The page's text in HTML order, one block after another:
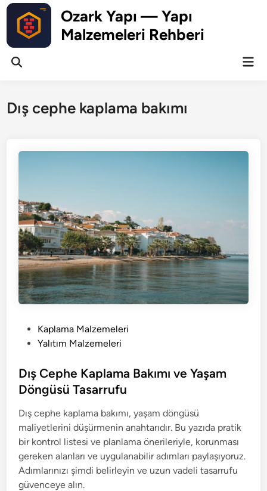
Skip
content
Ozark Yapı — Yapı
Malzemeleri Rehberi
Open
Dış cephe kaplama bakımı
t
e
i
n
Kaplama Malzemeleri
Yalıtım Malzemeleri
Dış Cephe Kaplama Bakımı ve Yaşam
Döngüsü Tasarrufu
Dış cephe kaplama bakımı, yaşam döngüsü
maliyetlerini düşürmenin anahtarıdır. Bu yazıda pratik
bir kontrol listesi ve planlama önerileriyle, korunması
gereken alanları ve uygulanabilir adımları paylaşıyoruz.
Adımlarınızı şimdi belirleyin ve uzun vadeli tasarrufu
güvenceye alın.